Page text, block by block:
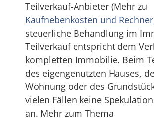
Teilverkauf-Anbieter (Mehr zu
Kaufnebenkosten und Rechner
steuerliche Behandlung im
Teilverkauf entspricht dem
kompletten Immobilie. Beim
des eigengenutzten Hauses,
Wohnung oder des
vielen Fällen keine
an. Mehr zum Thema